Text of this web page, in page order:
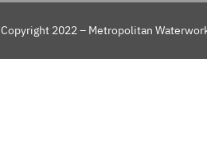
Copyright 2022 – Metropolitan